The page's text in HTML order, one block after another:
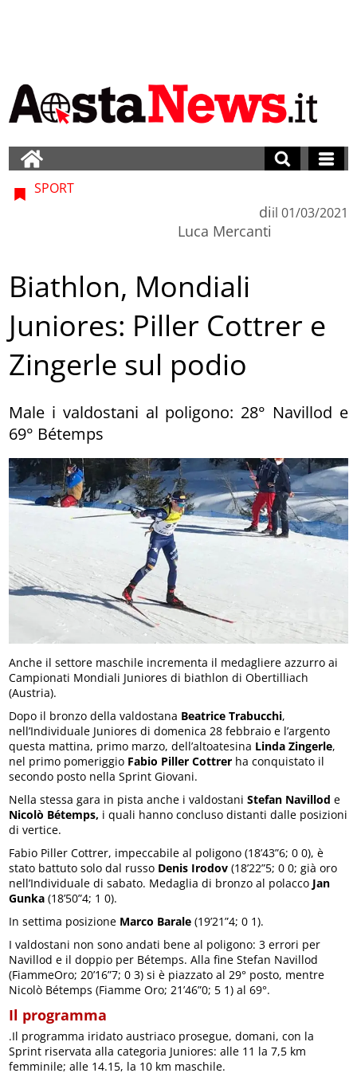
SPORT
di
Luca Mercanti
il 01/03/2021
Biathlon, Mondiali
Juniores: Piller Cottrer e
Zingerle sul podio
Male i valdostani al poligono: 28° Navillod e
69° Bétemps
Anche il settore maschile incrementa il medagliere azzurro ai
Campionati Mondiali Juniores di biathlon di Obertilliach
(Austria).
Dopo il bronzo della valdostana Beatrice Trabucchi,
nell’Individuale Juniores di domenica 28 febbraio e l’argento
questa mattina, primo marzo, dell’altoatesina Linda Zingerle,
nel primo pomeriggio Fabio Piller Cottrer ha conquistato il
secondo posto nella Sprint Giovani.
Nella stessa gara in pista anche i valdostaniStefan Navillod e
Nicolò Bétemps, i quali hanno concluso distanti dalle posizioni
di vertice.
Fabio Piller Cottrer, impeccabile al poligono (18’43”6; 0 0), è
stato battuto solo dal russo Denis Irodov (18’22”5; 0 0; già oro
nell’Individuale di sabato. Medaglia di bronzo al polacco Jan
Gunka(18’50”4; 1 0).
In settima posizione Marco Barale (19’21”4; 0 1).
I valdostani non sono andati bene al poligono: 3 errori per
Navillod e il doppio per Bétemps. Alla fine Stefan Navillod
(FiammeOro; 20’16”7; 0 3) si è piazzato al 29° posto, mentre
Nicolò Bétemps (Fiamme Oro; 21’46”0; 5 1) al 69°.
Il programma
.Il programma iridato austriaco prosegue, domani, con la
Sprint riservata alla categoria Juniores: alle 11 la 7,5 km
femminile; alle 14.15, la 10 km maschile.